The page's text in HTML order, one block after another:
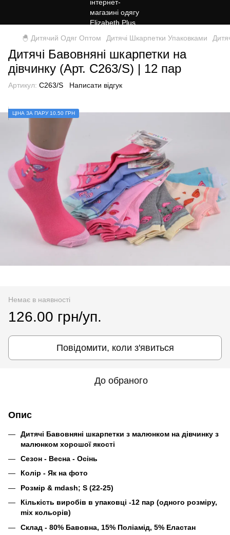
🐣 Дитячий Одяг Оптом Дитячі Шкарпетки Упаковками
Дитячі Бавовняні шкарпетки на
дівчинку (Арт. C263/S) | 12 пар
Артикул: C263/S Написати відгук
ЦIНА ЗА ПАРУ 10.50 ГРН
Немає в наявності
126.00 грн/уп.
Повідомити, коли з'явиться
До обраного
Опис
Дитячі Бавовняні шкарпетки з малюнком на дівчинку з
малюнком хорошої якості
Сезон - Весна - Осінь
Колір - Як на фото
Розмір & mdash; S (22-25)
Кількість виробів в упаковці -12 пар (одного розміру,
mix кольорів)
Склад - 80% Бавовна, 15% Поліамід, 5% Еластан